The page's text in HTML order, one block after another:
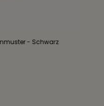
Blumenmuster - Schwarz